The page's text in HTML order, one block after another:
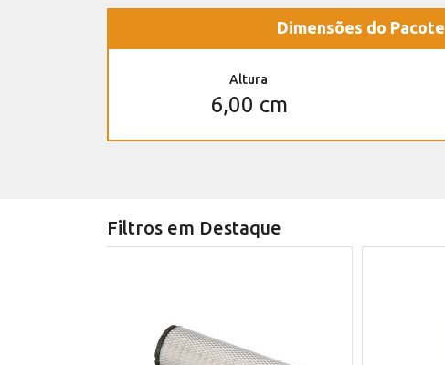
Dimensões do Pacote
Altura
6,00 cm
Filtros em Destaque